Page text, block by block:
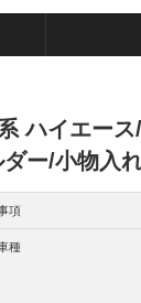
ハイエー
ー/小物入
項
種